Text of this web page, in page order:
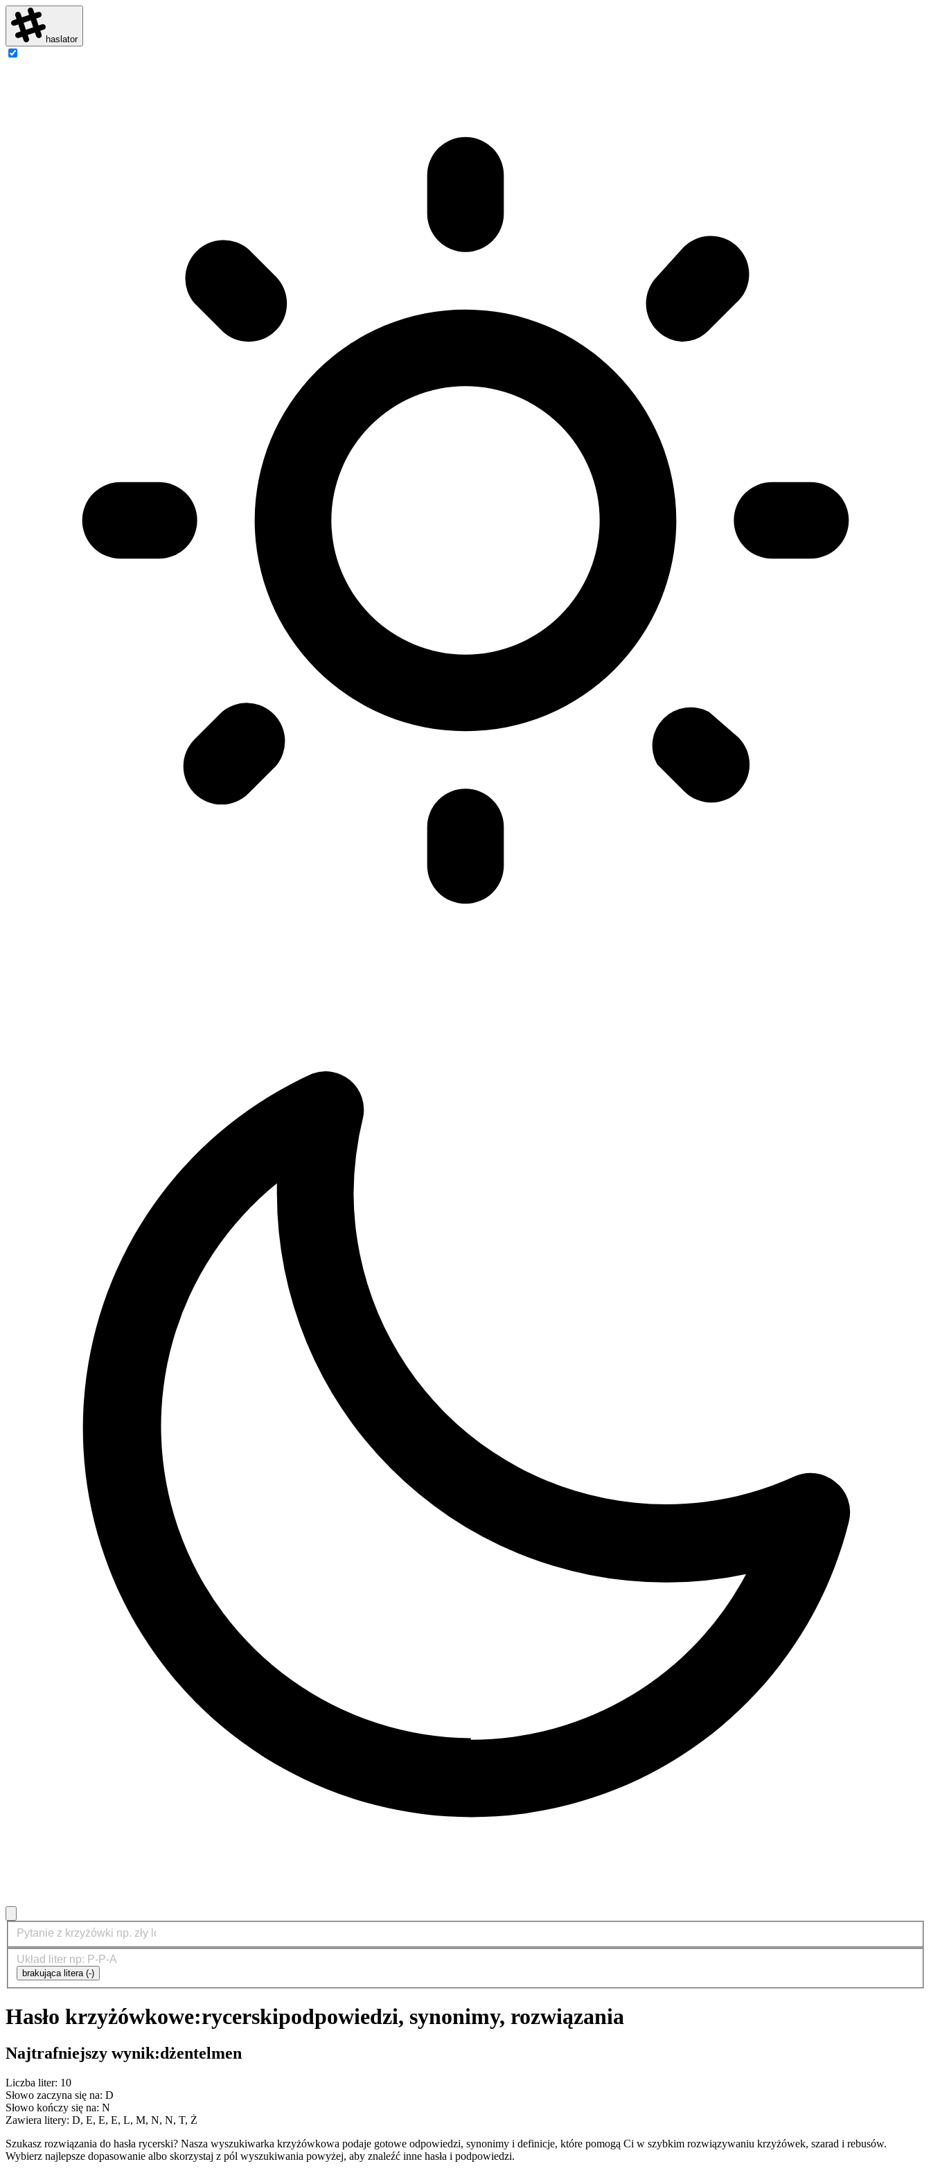
haslator
brakująca litera (-)
Hasło krzyżówkowe:rycerskipodpowiedzi, synonimy, rozwiązania
Najtrafniejszy wynik:dżentelmen
Liczba liter: 10
Słowo zaczyna się na: D
Słowo kończy się na: N
Zawiera litery: D, E, E, E, L, M, N, N, T, Ż
Szukasz rozwiązania do hasła rycerski? Nasza wyszukiwarka krzyżówkowa podaje gotowe odpowiedzi, synonimy i definicje, które pomogą Ci w szybkim rozwiązywaniu krzyżówek, szarad i rebusów.
Wybierz najlepsze dopasowanie albo skorzystaj z pól wyszukiwania powyżej, aby znaleźć inne hasła i podpowiedzi.